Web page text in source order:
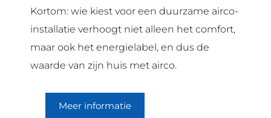
Kortom: wie kiest voor een duurzame airco-
installatie verhoogt niet alleen het comfort,
maar ook het energielabel, en dus de
waarde van zijn huis met airco.
Meer informatie